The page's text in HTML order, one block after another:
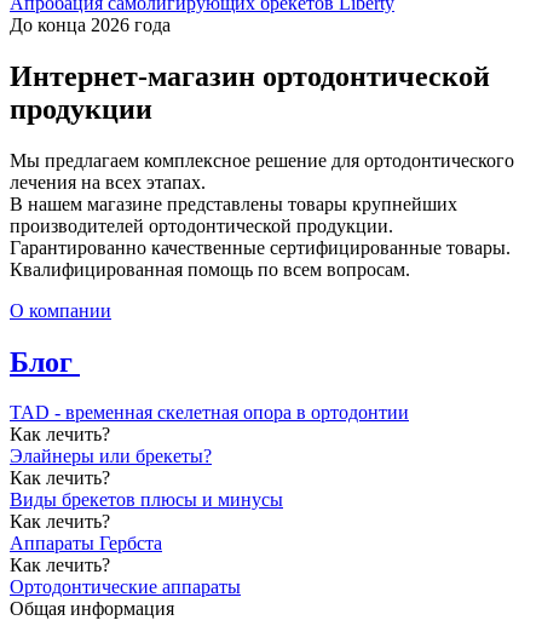
До конца 2026 года
Интернет-магазин ортодонтической
продукции
Мы предлагаем комплексное решение для ортодонтического
лечения на всех этапах.
В нашем магазине представлены товары крупнейших
производителей ортодонтической продукции.
Гарантированно качественные сертифицированные товары.
Квалифицированная помощь по всем вопросам.
О компании
Блог
TAD - временная скелетная опора в ортодонтии
Как лечить?
Элайнеры или брекеты?
Как лечить?
Виды брекетов плюсы и минусы
Как лечить?
Аппараты Гербста
Как лечить?
Ортодонтические аппараты
Общая информация